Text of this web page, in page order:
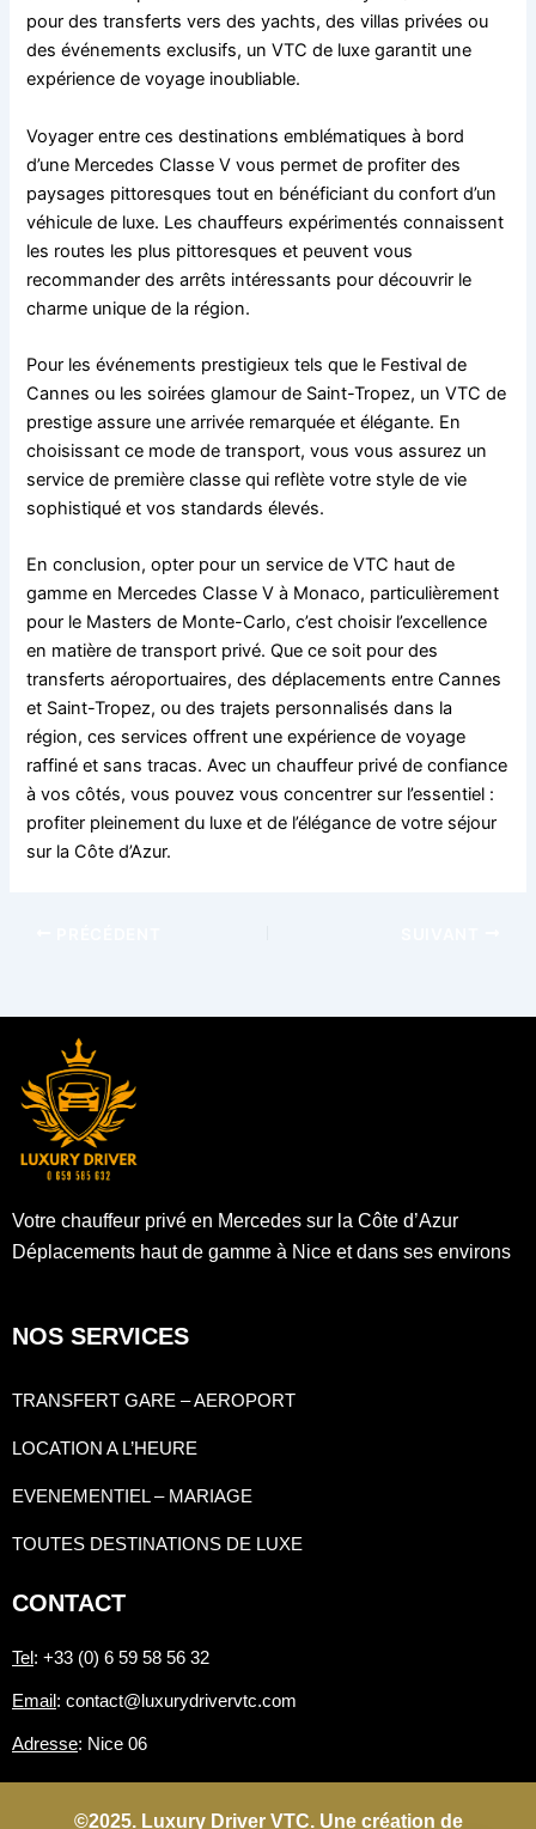
pour des transferts vers des yachts, des villas privées ou
des événements exclusifs, un VTC de luxe garantit une
expérience de voyage inoubliable.
Voyager entre ces destinations emblématiques à bord
d’une Mercedes Classe V vous permet de profiter des
paysages pittoresques tout en bénéficiant du confort d’un
véhicule de luxe. Les chauffeurs expérimentés connaissent
les routes les plus pittoresques et peuvent vous
recommander des arrêts intéressants pour découvrir le
charme unique de la région.
Pour les événements prestigieux tels que le Festival de
Cannes ou les soirées glamour de Saint-Tropez, un VTC de
prestige assure une arrivée remarquée et élégante. En
choisissant ce mode de transport, vous vous assurez un
service de première classe qui reflète votre style de vie
sophistiqué et vos standards élevés.
En conclusion, opter pour un service de VTC haut de
gamme en Mercedes Classe V à Monaco, particulièrement
pour le Masters de Monte-Carlo, c’est choisir l’excellence
en matière de transport privé. Que ce soit pour des
transferts aéroportuaires, des déplacements entre Cannes
et Saint-Tropez, ou des trajets personnalisés dans la
région, ces services offrent une expérience de voyage
raffiné et sans tracas. Avec un chauffeur privé de confiance
à vos côtés, vous pouvez vous concentrer sur l’essentiel :
profiter pleinement du luxe et de l’élégance de votre séjour
sur la Côte d’Azur.
Votre chauffeur privé en Mercedes sur la Côte d’Azur
Déplacements haut de gamme à Nice et dans ses environs
NOS SERVICES
TRANSFERT GARE – AEROPORT
LOCATION A L’HEURE
EVENEMENTIEL – MARIAGE
TOUTES DESTINATIONS DE LUXE
CONTACT
Tel : +33 (0) 6 59 58 56 32
Email : contact@luxurydrivervtc.com
Adresse: Nice 06
©2025. Luxury Driver VTC. Une création de